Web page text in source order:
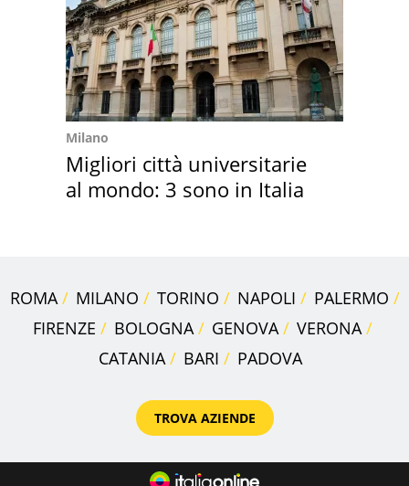
Milano
Migliori città universitarie
al mondo: 3 sono in Italia
ROMA MILANO TORINO NAPOLI
PALERMO
FIRENZE
BOLOGNA GENOVA
VERONA
CATANIA
BARI PADOVA
TROVA AZIENDE